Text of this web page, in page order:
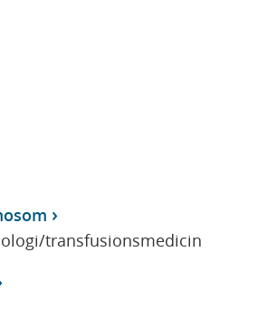
transfusionsmedicin